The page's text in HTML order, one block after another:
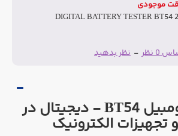
0 نظر - نظر بدهید
موجودی
DIGITAL BATTERY TESTER BT54
تستر باتری اتومبیل BT54 - دیجیتال در
تجهیزات الکترونیک